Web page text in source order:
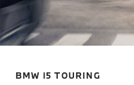
BMW i5 TOURING